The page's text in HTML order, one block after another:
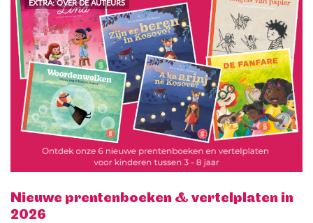
EXTRA: OVER DE AUTEURS
Nieuwe prentenboeken & vertelplaten in
2026